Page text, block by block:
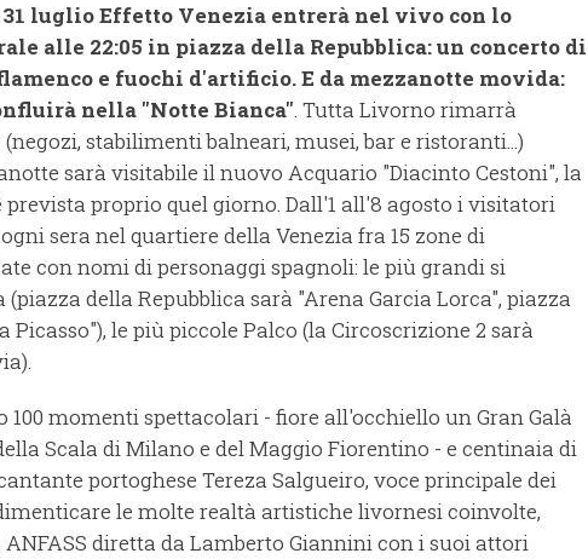
31 luglio Effetto Venezia entrerà nel vivo con lo
alle 22:05 in piazza della Repubblica: un concerto di
e fuochi d'artificio. E da mezzanotte movida:
nella "Notte Bianca". Tutta Livorno rimarrà
stabilimenti balneari, musei, bar e ristoranti...)
sarà visitabile il nuovo Acquario "Diacinto Cestoni", la
proprio quel giorno. Dall'1 all'8 agosto i visitatori
sera nel quartiere della Venezia fra 15 zone di
con nomi di personaggi spagnoli: le più grandi si
della Repubblica sarà "Arena Garcia Lorca", piazza
Picasso"), le più piccole Palco (la Circoscrizione 2 sarà
100 momenti spettacolari - fiore all'occhiello un Gran Galà
Scala di Milano e del Maggio Fiorentino - e centinaia di
portoghese Tereza Salgueiro, voce principale dei
le molte realtà artistiche livornesi coinvolte,
diretta da Lamberto Giannini con i suoi attori